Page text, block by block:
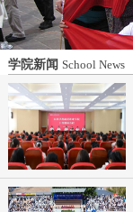
学院新闻 School News